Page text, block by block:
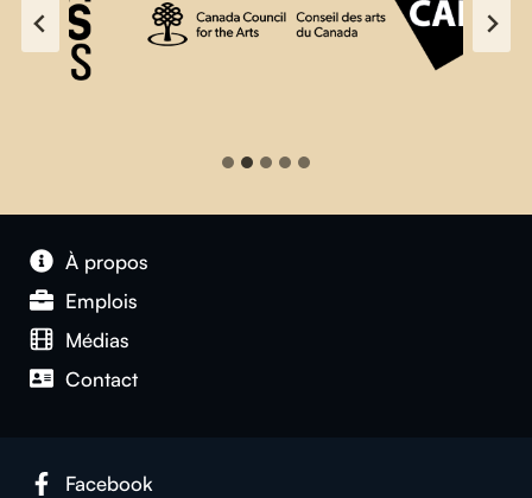
À propos
Emplois
Médias
Contact
Facebook